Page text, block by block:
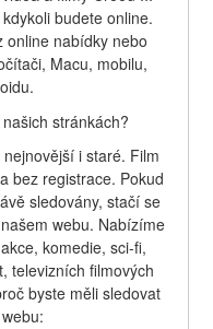
budete online.
online nabídky nebo
Macu, mobilu,
stránkách?
i staré. Film
bez registrace. Pokud
sledovány, stačí se
webu. Nabízíme
komedie, sci-fi,
televizních filmových
byste měli sledovat